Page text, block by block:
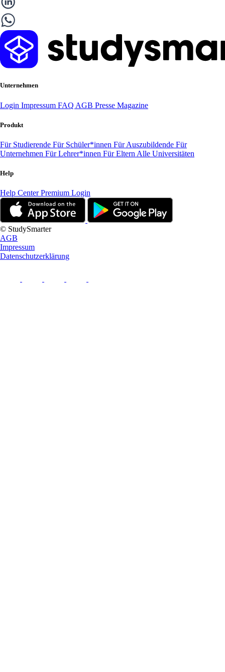
Unternehmen
Login Impressum FAQ AGB Presse Magazine
Produkt
Für Studierende Für Schüler*innen Für Auszubildende Für
Unternehmen Für Lehrer*innen Für Eltern Alle Universitäten
Help
Help CenterPremium Login
© StudySmarter
AGB
Impressum
Datenschutzerklärung